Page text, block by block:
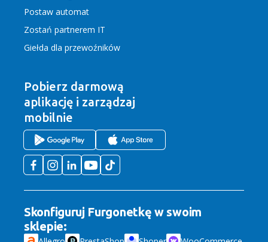
Postaw automat
Zostań partnerem IT
Giełda dla przewoźników
Pobierz darmową
aplikację i zarządzaj
mobilnie
Skonfiguruj Furgonetkę w swoim
sklepie: